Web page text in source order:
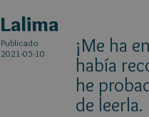
Lalima
Publicado
2021-05-10
¡Me ha
había
he
de leerla.